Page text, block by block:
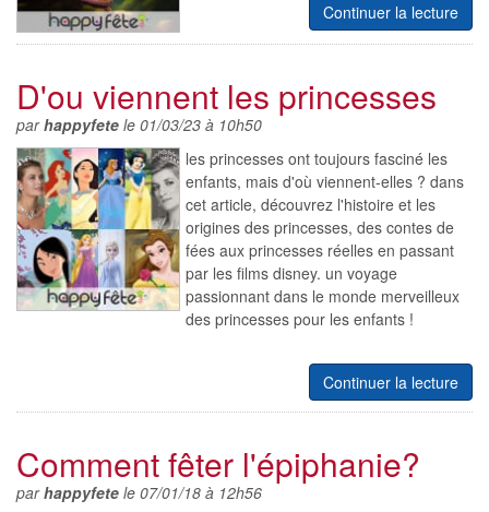
Continuer la lecture
D'ou viennent les princesses
parhappyfete le 01/03/23 à 10h50
les princesses ont toujours fasciné les
enfants, mais d'où viennent-elles ? dans
cet article, découvrez l'histoire et les
origines des princesses, des contes de
fées aux princesses réelles en passant
par les films disney. un voyage
passionnant dans le monde merveilleux
des princesses pour les enfants !
Continuer la lecture
Comment fêter l'épiphanie?
parhappyfete le 07/01/18 à 12h56